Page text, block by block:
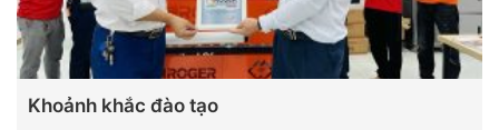
Khoảnh khắc đào tạo